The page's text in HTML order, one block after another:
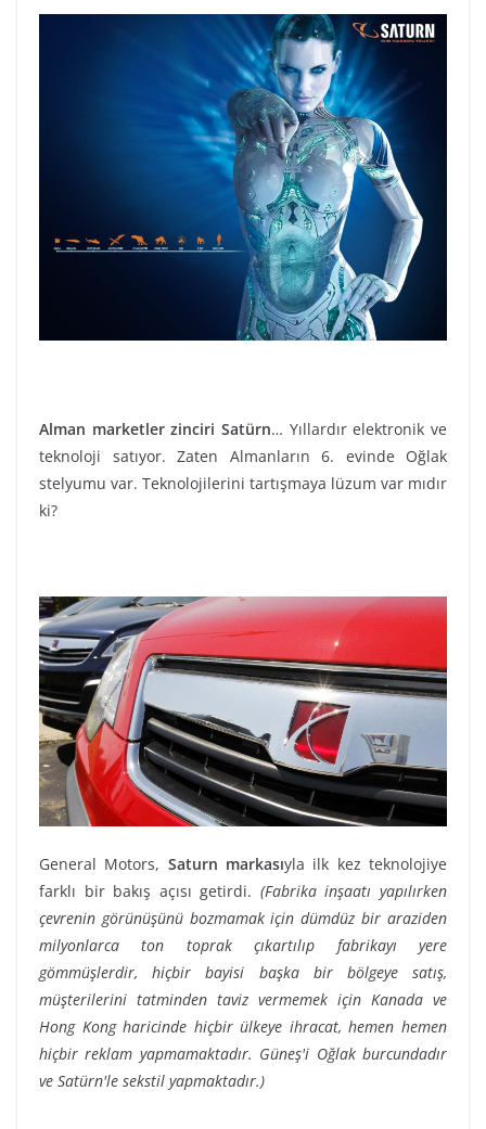
Alman marketler zinciri Satürn… Yıllardır elektronik ve
teknoloji satıyor. Zaten Almanların 6. evinde Oğlak
stelyumu var. Teknolojilerini tartışmaya lüzum var mıdır
ki?
General Motors, Saturn markasıyla ilk kez teknolojiye
farklı bir bakış açısı getirdi. (Fabrika inşaatı yapılırken
çevrenin görünüşünü bozmamak için dümdüz bir araziden
milyonlarca ton toprak çıkartılıp fabrikayı yere
gömmüşlerdir, hiçbir bayisi başka bir bölgeye satış,
müşterilerini tatminden taviz vermemek için Kanada ve
Hong Kong haricinde hiçbir ülkeye ihracat, hemen hemen
hiçbir reklam yapmamaktadır. Güneş'i Oğlak burcundadır
ve Satürn'le sekstil yapmaktadır.)